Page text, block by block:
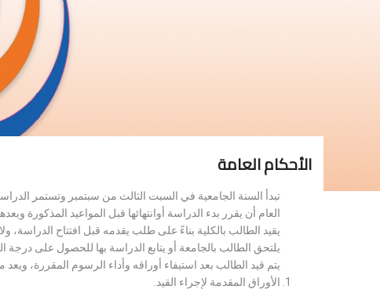
الأحكام العامة
تبدأ السنة الجامعية في السبت الثالث من سبتمبر وتستمر
العام أن يقرر بدء الدراسة أوانتهائها قبل المواعيد المذكورة
يقيد الطالب بالكلية بناءً على طلب يقدمه قبل افتتاح
يلتحق الطالب بالجامعة أو يتابع الدراسة بها للحصول على
يتم قيد الطالب بعد استيفاء أوراقه وأداء الرسوم المقررة،
الأوراق المقدمة لإجراء القيد.